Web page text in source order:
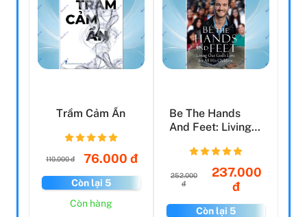
Trầm Cảm Ẩn
110.000 đ 76.000 đ
Còn lại 5
Còn hàng
Be The Hands
And Feet: Living
For A...
252.000
đ
237.000
đ
Còn lại 5